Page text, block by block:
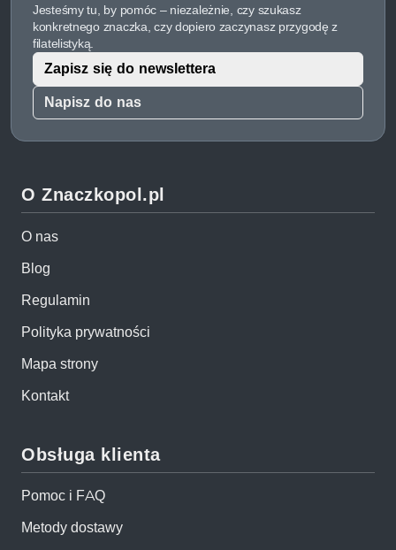
Jesteśmy tu, by pomóc – niezależnie, czy szukasz
konkretnego znaczka, czy dopiero zaczynasz przygodę z
filatelistyką.
Napisz do nas
Zapisz się do newslettera
O Znaczkopol.pl
O nas
Blog
Regulamin
Polityka prywatności
Mapa strony
Kontakt
Obsługa klienta
Pomoc i FAQ
Metody dostawy